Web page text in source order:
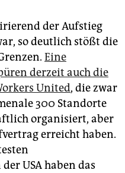
der Aufstieg
so deutlich stößt die
Eine
derzeit auch die
United, die zwar
300 Standorte
organisiert, aber
erreicht haben.
USA haben das